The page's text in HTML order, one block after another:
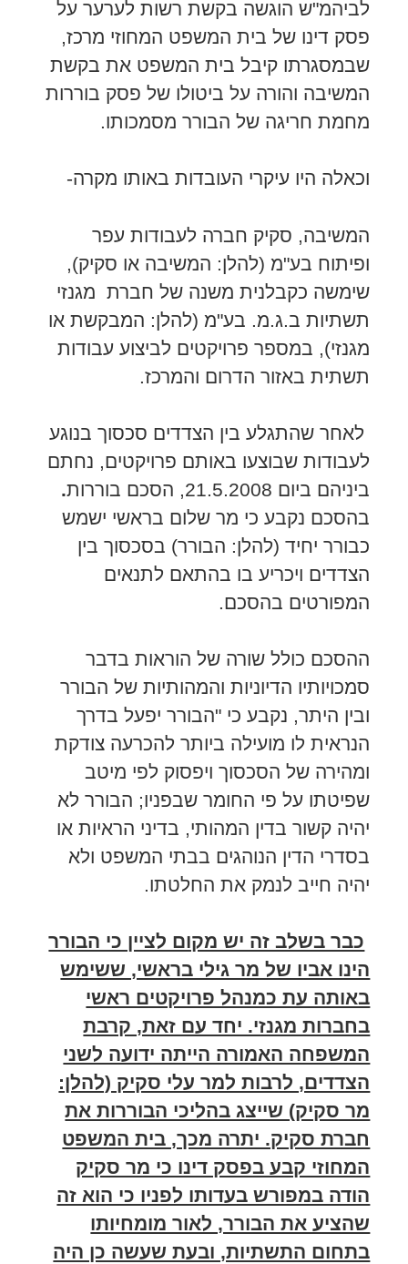
לביהמ"ש הוגשה בקשת רשות לערער על
פסק דינו של בית המשפט המחוזי מרכז,
שבמסגרתו קיבל בית המשפט את בקשת
המשיבה והורה על ביטולו של פסק בוררות
מחמת חריגה של הבורר מסמכותו.
וכאלה היו עיקרי העובדות באותו מקרה-
המשיבה, סקיק חברה לעבודות עפר
ופיתוח בע"מ (להלן: המשיבה או סקיק),
שימשה כקבלנית משנה של חברת מגנזי
תשתיות ב.ג.מ. בע"מ (להלן: המבקשת או
מגנזי), במספר פרויקטים לביצוע עבודות
תשתית באזור הדרום והמרכז.
לאחר שהתגלע בין הצדדים סכסוך בנוגע
לעבודות שבוצעו באותם פרויקטים, נחתם
ביניהם ביום 21.5.2008, הסכם בוררות
.
בהסכם נקבע כי מר שלום בראשי ישמש
כבורר יחיד (להלן: הבורר) בסכסוך בין
הצדדים ויכריע בו בהתאם לתנאים
המפורטים בהסכם.
ההסכם כולל שורה של הוראות בדבר
סמכויותיו הדיוניות והמהותיות של הבורר
ובין היתר, נקבע כי "הבורר יפעל בדרך
הנראית לו מועילה ביותר להכרעה צודקת
ומהירה של הסכסוך ויפסוק לפי מיטב
שפיטתו על פי החומר שבפניו; הבורר לא
יהיה קשור בדין המהותי, בדיני הראיות או
בסדרי הדין הנוהגים בבתי המשפט ולא
יהיה חייב לנמק את החלטתו.
כבר בשלב זה יש מקום לציין כי הבורר
הינו אביו של מר גילי בראשי, ששימש
באותה עת כמנהל פרויקטים ראשי
בחברות מגנזי. יחד עם זאת, קרבת
המשפחה האמורה הייתה ידועה לשני
הצדדים, לרבות למר עלי סקיק (להלן:
מר סקיק) שייצג בהליכי הבוררות את
חברת סקיק. יתרה מכך, בית המשפט
המחוזי קבע בפסק דינו כי מר סקיק
הודה במפורש בעדותו לפניו כי הוא זה
שהציע את הבורר, לאור מומחיותו
בתחום התשתיות, ובעת שעשה כן היה